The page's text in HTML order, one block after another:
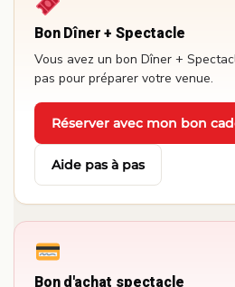
Bon Dîner + Spectacle
Vous avez un bon Dîner +
pas pour préparer votre venue.
Réserver avec mon bon
· Aide pas à pas
Bon d'achat spectacle